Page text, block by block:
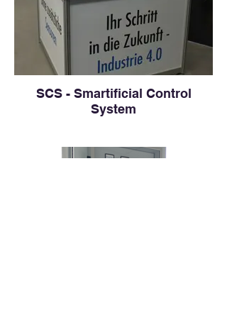
SCS - Smartificial Control
System